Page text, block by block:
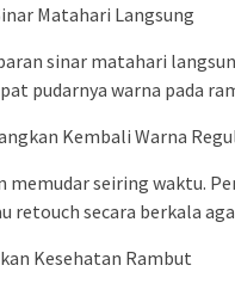
Matahari Langsung
sinar matahari
pudarnya warna pada
Kembali Warna
memudar seiring waktu.
retouch secara berkala
Kesehatan Rambut